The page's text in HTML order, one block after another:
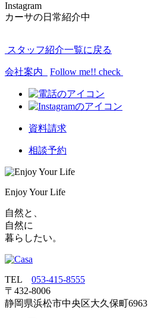
Instagram
カーサの日常紹介中
スタッフ紹介一覧に戻る
会社案内 Follow me!! check
資料請求
相談予約
Enjoy Your Life
自然と、
自然に
暮らしたい。
TEL 053‐415‐8555
〒432‐8006
静岡県浜松市中央区大久保町6963